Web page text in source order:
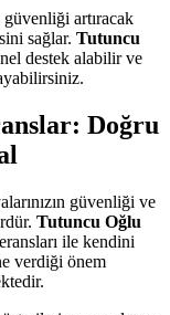
güvenliği artıracak
sağlar. Tutuncu
destek alabilir ve
Doğru
güvenliği ve
Tutuncu Oğlu
ile kendini
verdiği önem